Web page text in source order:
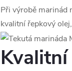
Při výrobě marinád
kvalitní řepkový